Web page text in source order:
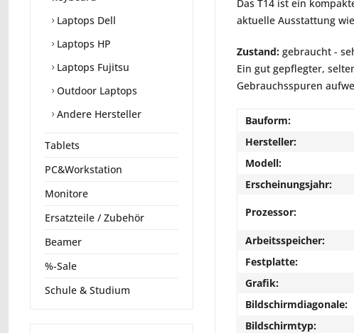
Laptops Dell
Laptops HP
Laptops Fujitsu
Outdoor Laptops
Andere Hersteller
Tablets
PC&Workstation
Monitore
Ersatzteile / Zubehör
Beamer
%-Sale
Schule & Studium
Das T14 ist ein
aktuelle Ausstattung
Zustand: gebraucht -
Ein gut gepflegter,
Gebrauchsspuren
Bauform:
Hersteller:
Modell:
Erscheinungsjahr:
Prozessor:
Arbeitsspeicher:
Festplatte:
Grafik:
Bildschirmdiagonale:
Bildschirmtyp: